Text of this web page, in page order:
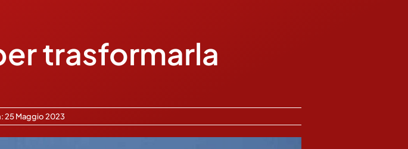
trasformarla
25 Maggio 2023